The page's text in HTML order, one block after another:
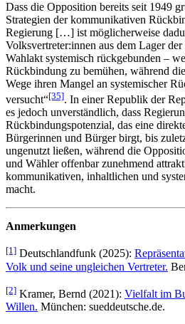
Dass die Opposition bereits seit 1949
Strategien der kommunikativen
Regierung […] ist möglicherweise
Volksvertreter:innen aus dem Lager
Wahlakt systemisch rückgebunden –
Rückbindung zu bemühen, während
Wege ihren Mangel an systemischer
versucht“[35]. In einer Republik der
es jedoch unverständlich, dass
Rückbindungspotenzial, das eine
Bürgerinnen und Bürger birgt, bis
ungenutzt ließen, während die
und Wähler offenbar zunehmend
kommunikativen, inhaltlichen und
macht.
Anmerkungen
[1] Deutschlandfunk (2025):
Volk und seine ungleichen Vertreter.
[2] Kramer, Bernd (2021): Vielfalt im
Willen. München: sueddeutsche.de.